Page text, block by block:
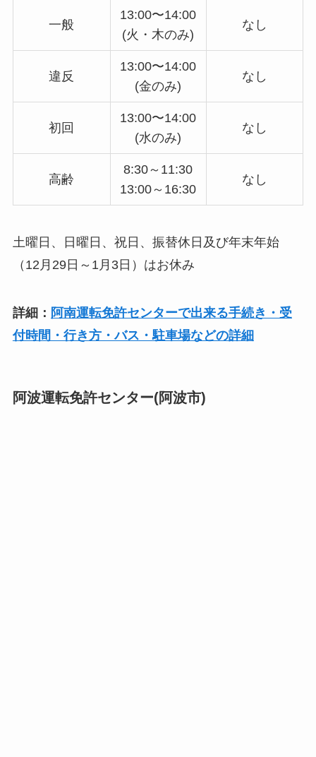
一般
13:00〜14:00
(火・木のみ)
なし
違反
13:00〜14:00
(金のみ)
なし
初回
13:00〜14:00
(水のみ)
なし
高齢
8:30～11:30
13:00～16:30
なし
土曜日、日曜日、祝日、振替休日及び年末年始
（12月29日～1月3日）はお休み
詳細： 阿南運転免許センターで出来る手続き・受
付時間・行き方・バス・駐車場などの詳細
阿波運転免許センター(阿波市)